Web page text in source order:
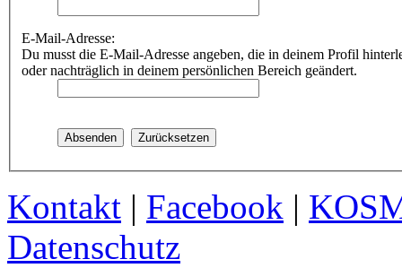
E-Mail-Adresse:
Du musst die E-Mail-Adresse angeben, die in deinem Profil
oder nachträglich in deinem persönlichen Bereich geändert.
Kontakt | Facebook |
Datenschutz